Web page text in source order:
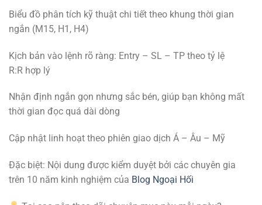
Biểu đồ phân tích kỹ thuật chi tiết theo khung thời gian
ngắn (M15, H1, H4)
Kịch bản vào lệnh rõ ràng: Entry – SL – TP theo tỷ lệ
R:R hợp lý
Nhận định ngắn gọn nhưng sắc bén, giúp bạn không mất
thời gian đọc quá dài dòng
Cập nhật linh hoạt theo phiên giao dịch Á – Âu – Mỹ
Đặc biệt: Nội dung được kiểm duyệt bởi các chuyên gia
trên 10 năm kinh nghiệm của Blog Ngoại Hối